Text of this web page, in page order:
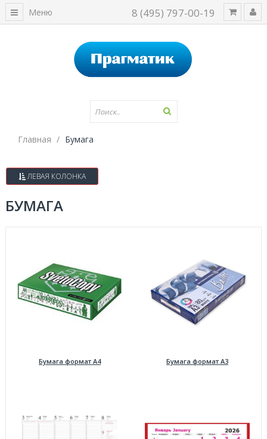
8 (495) 797-00-19
Меню
Главная Бумага
ЛЕВАЯ КОЛОНКА
БУМАГА
Бумага формат А4 Бумага формат А3